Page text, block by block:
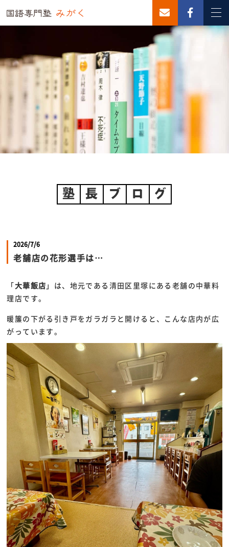
塾 長 ブ ロ グ
2026/7/6
老舗店の花形選手は…
「大華飯店 」は、地元である清田区里塚にある老舗の中華料
理店です。
暖簾の下がる引き戸をガラガラと開けると、こんな店内が広
がっています。